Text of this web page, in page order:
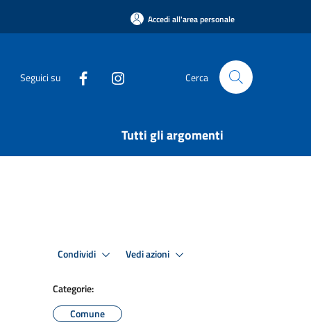
Accedi all'area personale
Seguici su Cerca
Tutti gli argomenti
Condividi Vedi azioni
Categorie:
Comune